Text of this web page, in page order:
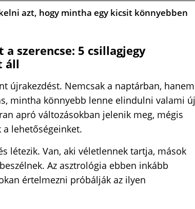
azt, hogy mintha egy kicsit könnyebben
szerencse: 5 csillagjegy
áll
újrakezdést. Nemcsak a naptárban, hanem
mintha könnyebb lenne elindulni valami új
apró változásokban jelenik meg, mégis
lehetőségeinket.
létezik. Van, aki véletlennek tartja, mások
Az asztrológia ebben inkább
értelmezni próbálják az ilyen